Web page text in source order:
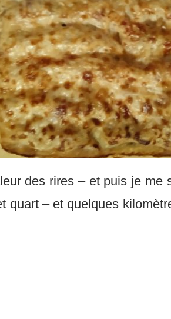
des rires – et puis je me
quart – et quelques